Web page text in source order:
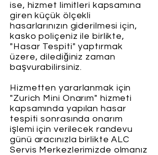
ise, hizmet limitleri kapsamına
giren küçük ölçekli
hasarlarınızın giderilmesi için,
kasko poliçeniz ile birlikte,
"Hasar Tespiti" yaptırmak
üzere, dilediğiniz zaman
başvurabilirsiniz.
Hizmetten yararlanmak için
"Zurich Mini Onarım" hizmeti
kapsamında yapılan hasar
tespiti sonrasında onarım
işlemi için verilecek randevu
günü aracınızla birlikte ALC
Servis Merkezlerimizde olmanız